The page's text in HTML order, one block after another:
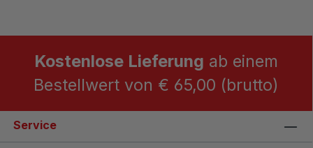
Kostenlose Lieferung ab einem
Bestellwert von € 65,00 (brutto)
Service